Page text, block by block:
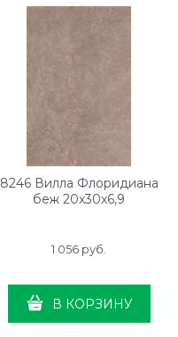
8246 Вилла Флоридиана
беж 20х30х6,9
1 056 руб.
В КОРЗИНУ